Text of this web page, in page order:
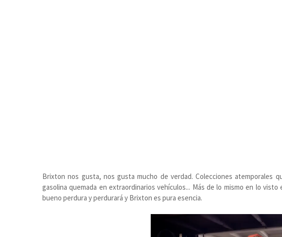
Brixton nos gusta, nos gusta mucho de verdad. Colecciones atemporales
gasolina quemada en extraordinarios vehículos... Más de lo mismo en lo
bueno perdura y perdurará y Brixton es pura esencia.